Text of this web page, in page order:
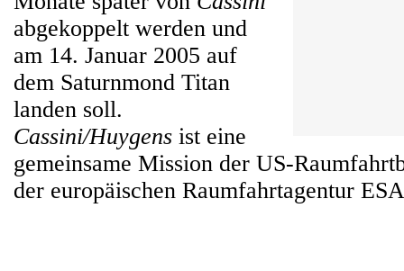
abgekoppelt werden und
am 14. Januar 2005 auf
dem Saturnmond Titan
landen soll.
Cassini/Huygens ist eine
gemeinsame Mission der US-
der europäischen Raumfahrtagentur